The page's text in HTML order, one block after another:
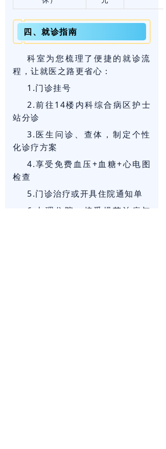
四、就诊指南
科室为您梳理了便捷的就诊流
程，让就医之路更省心：
1.门诊挂号
2.前往14楼内科综合病区护士
站分诊
3.医生问诊、查体，制定个性
化诊疗方案
4.享受免费血压+血糖+心电图
检查
5.门诊治疗或开具住院通知单
6.办理住院，接受规范治疗与